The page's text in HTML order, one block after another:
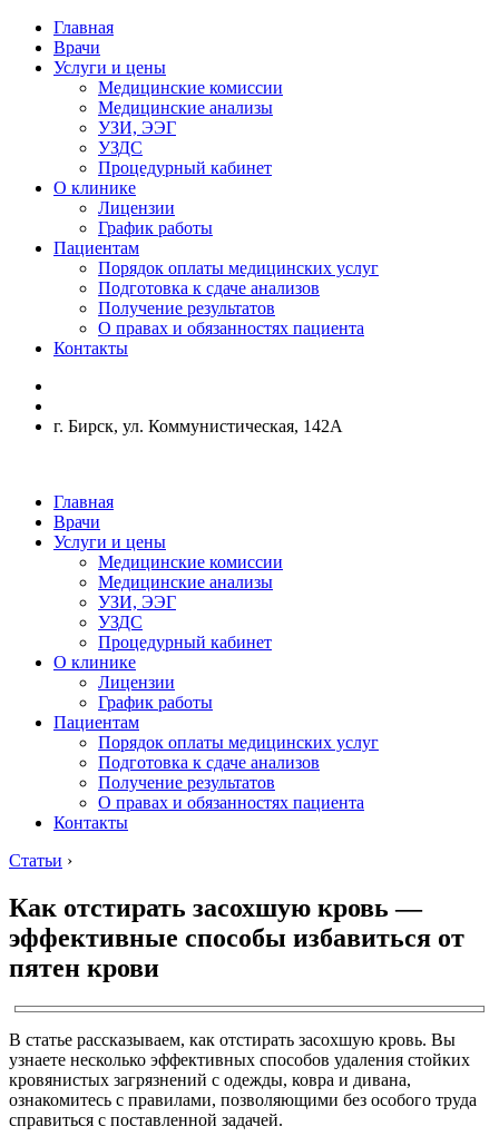
Главная
Врачи
Услуги и цены
Медицинские комиссии
Медицинские анализы
УЗИ, ЭЭГ
УЗДС
Процедурный кабинет
О клинике
Лицензии
График работы
Пациентам
Порядок оплаты медицинских услуг
Подготовка к сдаче анализов
Получение результатов
О правах и обязанностях пациента
Контакты
г. Бирск, ул. Коммунистическая, 142А
Главная
Врачи
Услуги и цены
Медицинские комиссии
Медицинские анализы
УЗИ, ЭЭГ
УЗДС
Процедурный кабинет
О клинике
Лицензии
График работы
Пациентам
Порядок оплаты медицинских услуг
Подготовка к сдаче анализов
Получение результатов
О правах и обязанностях пациента
Контакты
Статьи ›
Как отстирать засохшую кровь —
эффективные способы избавиться от
пятен крови
В статье рассказываем, как отстирать засохшую кровь. Вы
узнаете несколько эффективных способов удаления стойких
кровянистых загрязнений с одежды, ковра и дивана,
ознакомитесь с правилами, позволяющими без особого труда
справиться с поставленной задачей.